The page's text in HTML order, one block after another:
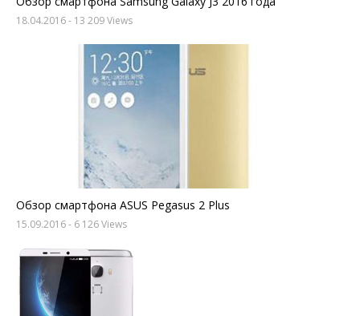
18.04.2016- 13 209 Views
Обзор смартфона ASUS Pegasus 2 Plus
15.09.2016- 6 126 Views